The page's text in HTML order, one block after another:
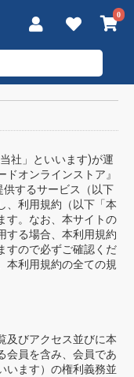
0
社」といいます)が運
オンラインストア』
するサービス（以下
、利用規約（以下「本
す。なお、本サイトの
する場合、本利用規約
すので必ずご確認くだ
本利用規約の全ての規
及びアクセス並びに本
会員を含み、会員であ
います）の権利義務並